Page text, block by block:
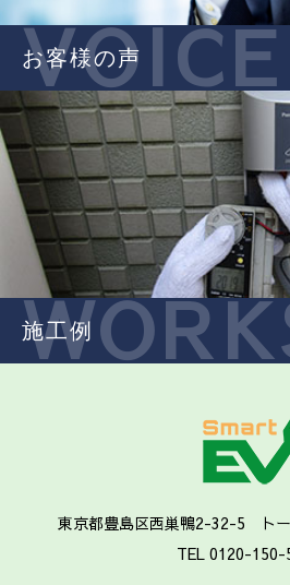
お客様の声
VOICE
施工例
東京都豊島区西巣鴨2-32-5 ト
TEL 0120-150-